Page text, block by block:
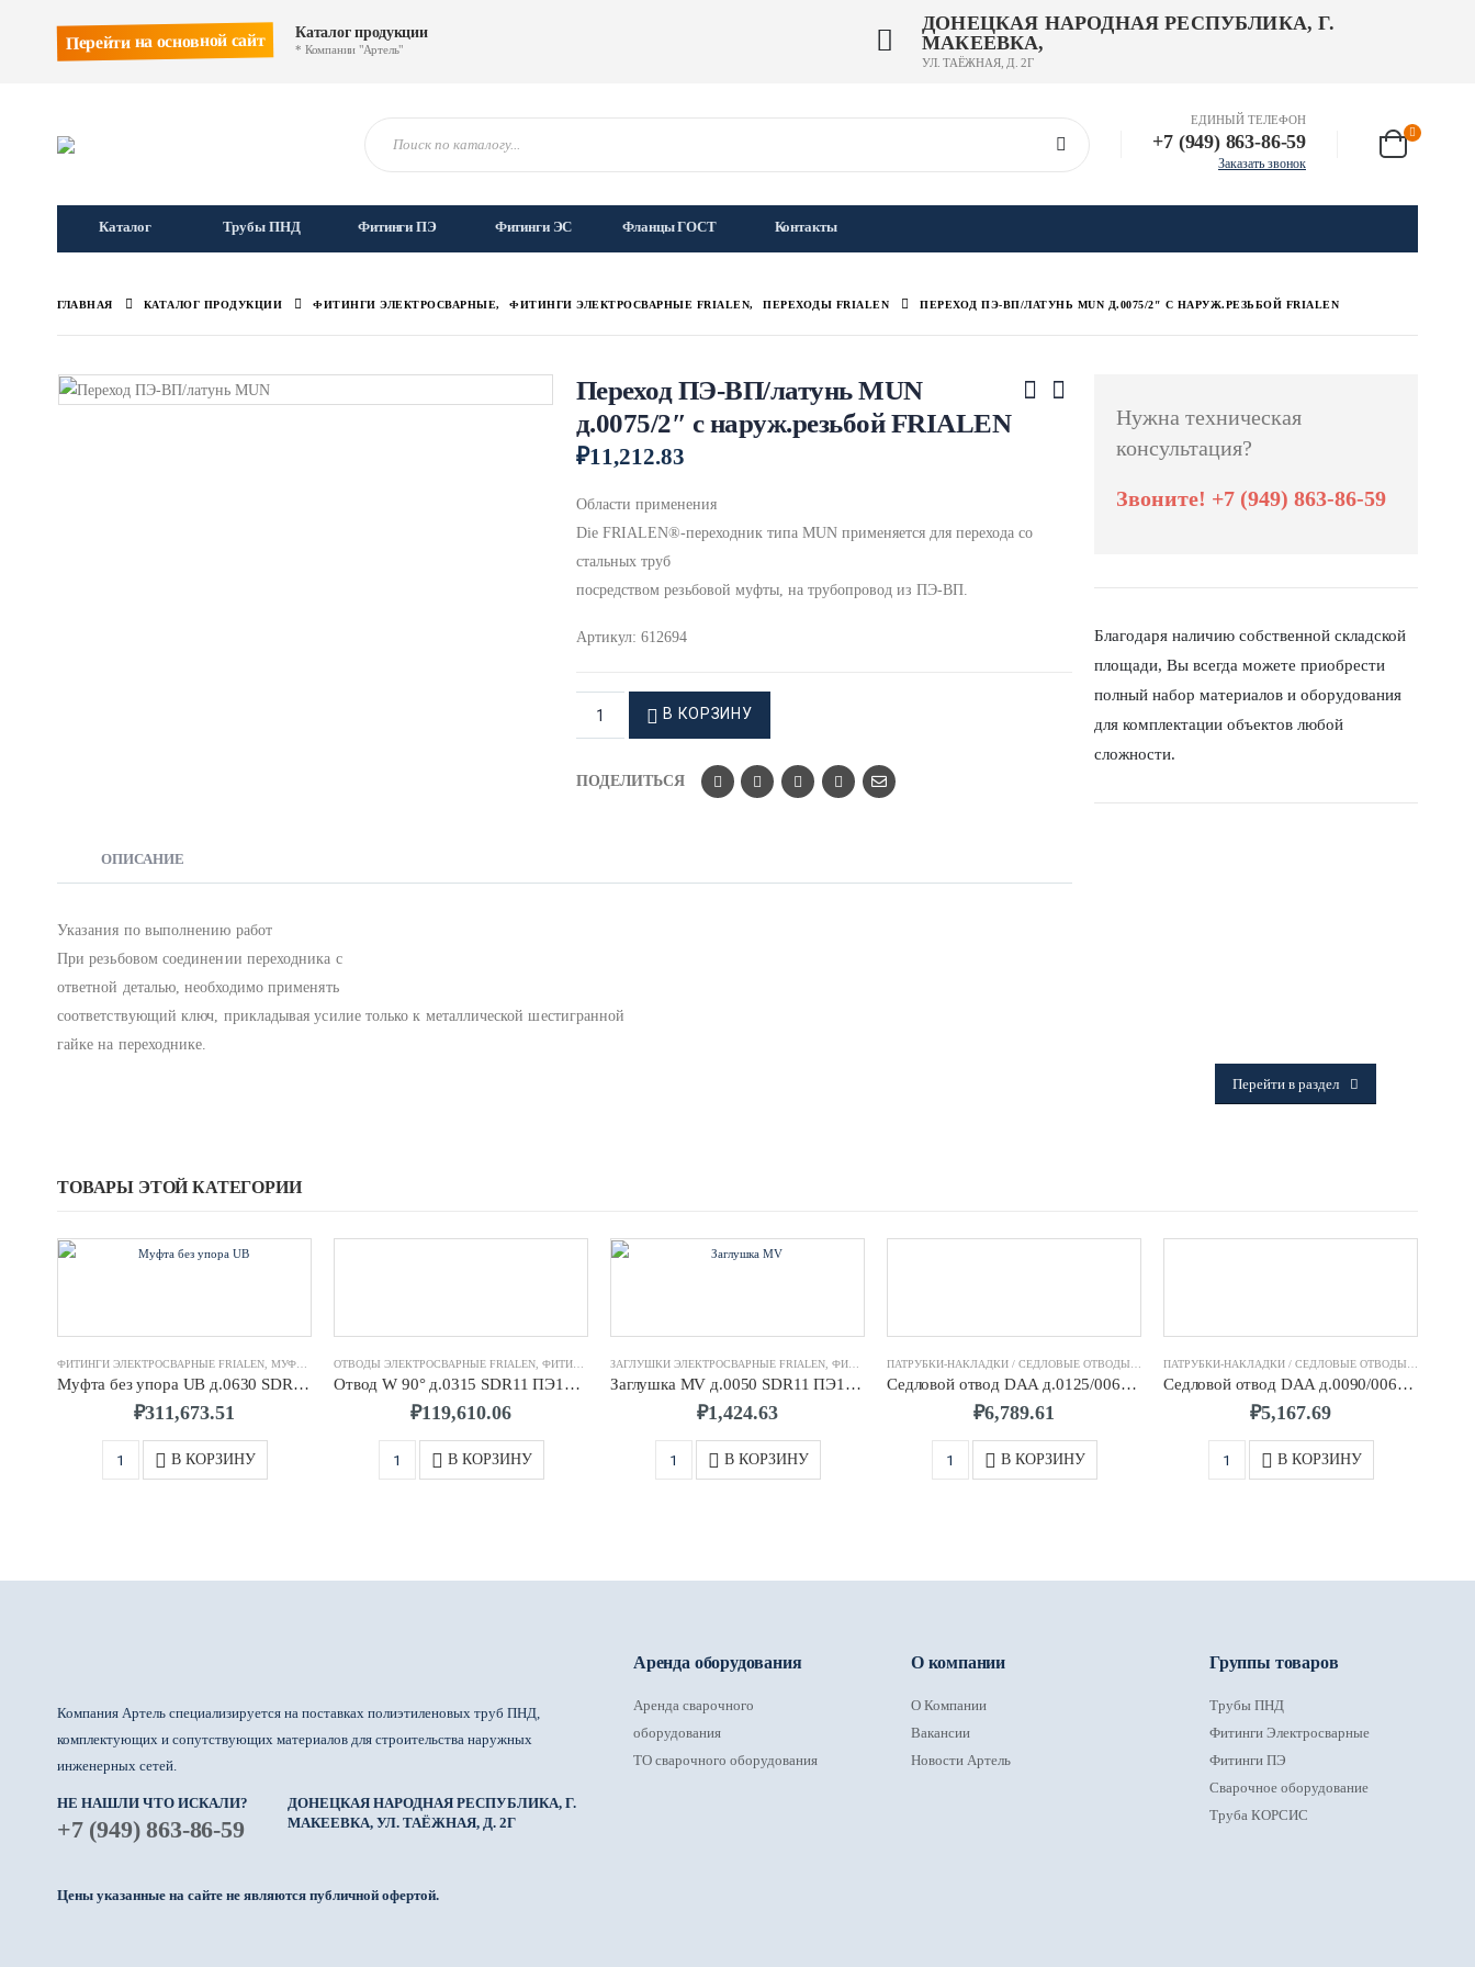
ДОНЕЦКАЯ НАРОДНАЯ РЕСПУБЛИКА, Г.
МАКЕЕВКА,
УЛ. ТАЁЖНАЯ, Д. 2Г
Перейти на основной сайт Каталог продукции
* Компании "Артель"
ЕДИНЫЙ ТЕЛЕФОН
+7 (949) 863-86-59
Заказать звонок
Каталог Трубы ПНД Фитинги ПЭ Фитинги ЭС Фланцы ГОСТ Контакты
ГЛАВНАЯ КАТАЛОГ ПРОДУКЦИИ ФИТИНГИ ЭЛЕКТРОСВАРНЫЕ, ФИТИНГИ ЭЛЕКТРОСВАРНЫЕ FRIALEN, ПЕРЕХОДЫ FRIALEN ПЕРЕХОД ПЭ-ВП/ЛАТУНЬ MUN Д.0075/2″ С НАРУЖ.РЕЗЬБОЙ FRIALEN
Переход ПЭ-ВП/латунь MUN
д.0075/2″ с наруж.резьбой FRIALEN
₽11,212.83
Области применения
Die FRIALEN®-переходник типа MUN применяется для перехода со
стальных труб
посредством резьбовой муфты, на трубопровод из ПЭ-ВП.
Артикул: 612694
В КОРЗИНУ
ПОДЕЛИТЬСЯ
ОПИСАНИЕ
Указания по выполнению работ
При резьбовом соединении переходника с
ответной деталью, необходимо применять
соответствующий ключ, прикладывая усилие только к металлической шестигранной
гайке на переходнике.
Нужна техническая
консультация?
Звоните! +7 (949) 863-86-59
Благодаря наличию собственной складской
площади, Вы всегда можете приобрести
полный набор материалов и оборудования
для комплектации объектов любой
сложности.
Перейти в раздел
ТОВАРЫ ЭТОЙ КАТЕГОРИИ
ФИТИНГИ ЭЛЕКТРОСВАРНЫЕ FRIALEN МУФТЫ ЭЛЕКТРОСВАРНЫЕ FRIALEN
Муфта без упора UB д.0630 SDR11 ПЭ100 FRIALEN
₽311,673.51
В КОРЗИНУ
ОТВОДЫ ЭЛЕКТРОСВАРНЫЕ FRIALEN ФИТИНГИ ЭЛЕКТРОСВАРНЫЕ FRIALEN
Отвод W 90° д.0315 SDR11 ПЭ100 FRIALEN
₽119,610.06
В КОРЗИНУ
ЗАГЛУШКИ ЭЛЕКТРОСВАРНЫЕ FRIALEN ФИТИНГИ ЭЛЕКТРОСВАРНЫЕ FRIALEN
Заглушка MV д.0050 SDR11 ПЭ100 FRIALEN
₽1,424.63
В КОРЗИНУ
,ФИТИНГИ ЭЛЕКТРОСВАРНЫЕ FRIALEN
Седловой отвод DAA д.0125/0063 SDR11 ПЭ100 FRIALEN
₽6,789.61
В КОРЗИНУ
Седловой отвод DAA д.0090/0063 SDR11 ПЭ100 FRIALEN
₽5,167.69
В КОРЗИНУ
Компания Артель специализируется на поставках полиэтиленовых труб ПНД,
комплектующих и сопутствующих материалов для строительства наружных
инженерных сетей.
НЕ НАШЛИ ЧТО ИСКАЛИ?
+7 (949) 863-86-59
ДОНЕЦКАЯ НАРОДНАЯ РЕСПУБЛИКА, Г.
МАКЕЕВКА, УЛ. ТАЁЖНАЯ, Д. 2Г
Цены указанные на сайте не являются публичной офертой.
Аренда оборудования
Аренда сварочного
оборудования
ТО сварочного оборудования
О компании
О Компании
Вакансии
Новости Артель
Группы товаров
Трубы ПНД
Фитинги Электросварные
Фитинги ПЭ
Сварочное оборудование
Труба КОРСИС